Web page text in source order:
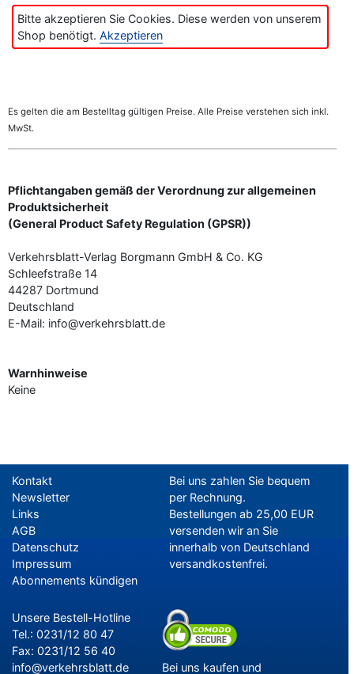
Bitte akzeptieren Sie Cookies. Diese werden von unserem
Shop benötigt. Akzeptieren
Es gelten die am Bestelltag gültigen Preise. Alle Preise verstehen sich inkl.
MwSt.
Pflichtangaben gemäß der Verordnung zur allgemeinen
Produktsicherheit
(General Product Safety Regulation (GPSR))
Verkehrsblatt-Verlag Borgmann GmbH & Co. KG
Schleefstraße 14
44287 Dortmund
Deutschland
E-Mail: info@verkehrsblatt.de
Warnhinweise
Keine
Kontakt
Newsletter
Links
AGB
Datenschutz
Impressum
Abonnements kündigen
Bei uns zahlen Sie bequem
per Rechnung.
Bestellungen ab 25,00 EUR
versenden wir an Sie
innerhalb von Deutschland
versandkostenfrei.
Unsere Bestell-Hotline
Tel.: 0231/12 80 47
Fax: 0231/12 56 40
info@verkehrsblatt.de
Bei uns kaufen und